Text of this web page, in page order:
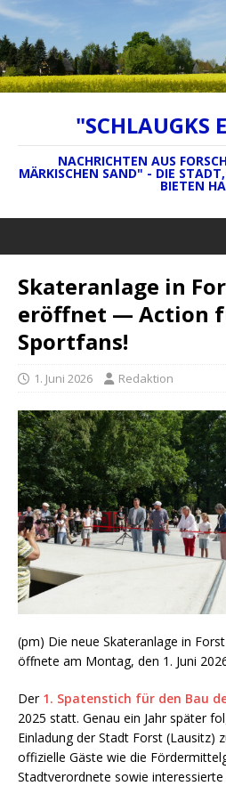
"SCHLAUGKS
NACHRICHTEN AUS
MÄRKISCHEN SAND" - DIE
BIETEN
Skateranlage in
eröffnet — Action
Sportfans!
1. Juni 2026 Redaktion
(pm) Die neue Skateranlage in
öffnete am Montag, den 1. Juni
Der 1. Spatenstich für den Bau
2025 statt. Genau ein Jahr später
Einladung der Stadt Forst (Lausitz)
offizielle Gäste wie die
Stadtverordnete sowie